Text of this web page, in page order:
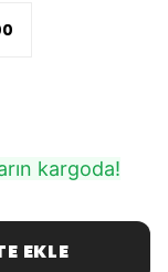
kargoda!
EKLE